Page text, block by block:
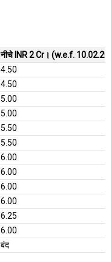
नीचे INR 2 Cr। (w.e.f.
4.50
4.50
5.00
5.00
5.50
5.50
6.00
6.00
6.00
6.00
6.25
6.00
बंद